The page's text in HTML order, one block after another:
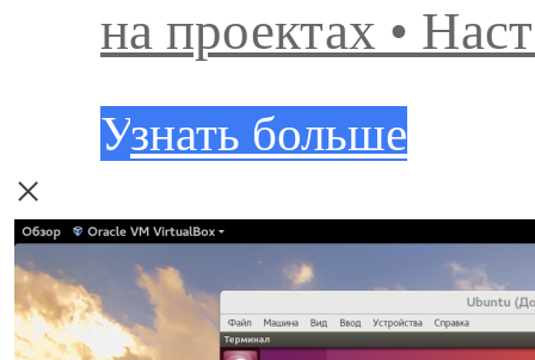
на проектах •
Узнать больше
×